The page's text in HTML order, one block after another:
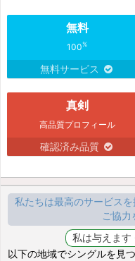
無料
100%
無料サービス
真剣
高品質プロフィール
確認済み品質
私たちは最高のサービス
ご協力
以下の地域でシングルを見